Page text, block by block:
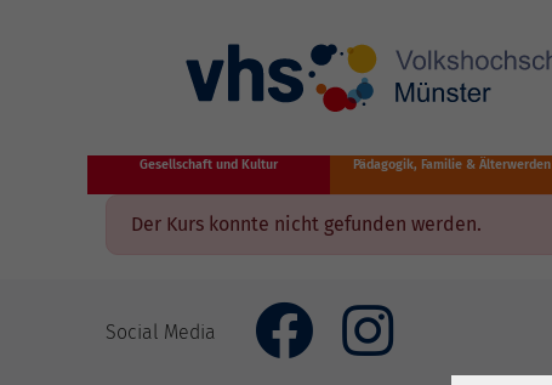
Gesellschaft und Kultur Pädagogik, Familie & Älterwerden
Der Kurs konnte nicht gefunden werden.
Social Media